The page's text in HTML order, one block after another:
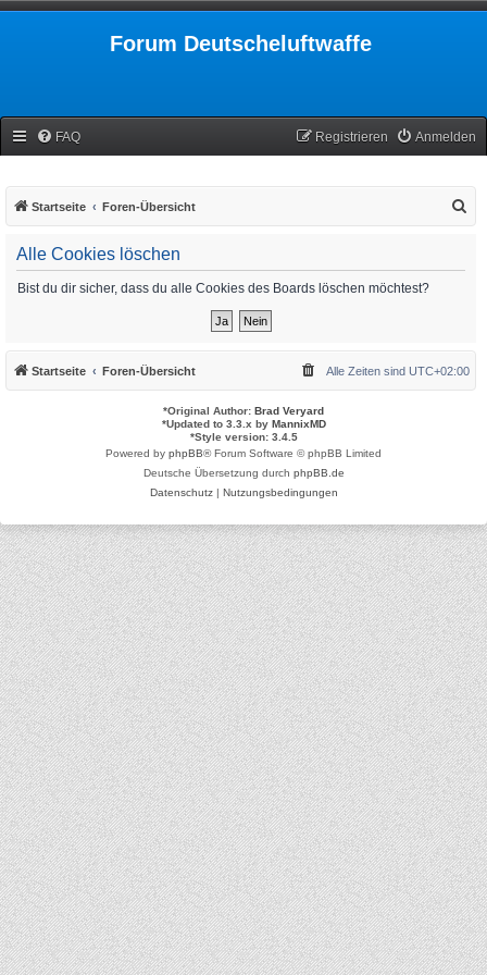
Forum Deutscheluftwaffe
FAQ Anmelden
Registrieren
Startseite Foren-Übersicht
Alle Cookies löschen
Bist du dir sicher, dass du alle Cookies des Boards löschen möchtest?
Startseite Foren-Übersicht Alle Zeiten sind UTC+02:00
*Original Author: Brad Veryard
*Updated to 3.3.x by MannixMD
*Style version: 3.4.5
Powered by phpBB® Forum Software © phpBB Limited
Deutsche Übersetzung durch phpBB.de
Datenschutz| Nutzungsbedingungen